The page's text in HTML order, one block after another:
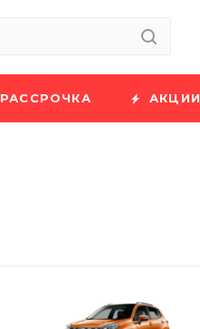
РАССРОЧКА АКЦИИ